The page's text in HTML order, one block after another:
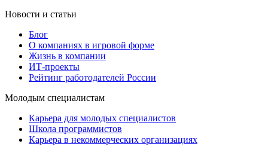
Новости и статьи
Блог
О компаниях в игровой форме
Жизнь в компании
ИТ-проекты
Рейтинг работодателей России
Молодым специалистам
Карьера для молодых специалистов
Школа программистов
Карьера в некоммерческих организациях